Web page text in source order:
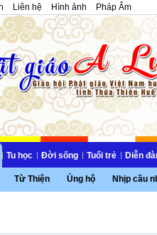
Liên hệ Hình ảnh Pháp Âm
Từ Thiện Ủng hộ Nhịp cầu
Tu học Đời sống Tuổi trẻ Diễn